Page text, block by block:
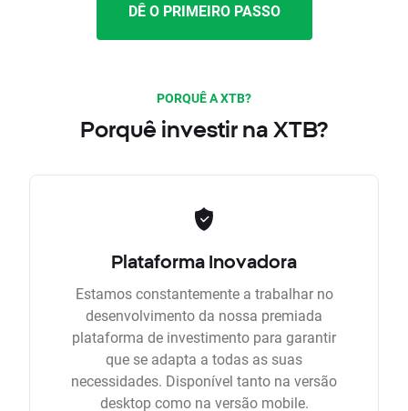
DÊ O PRIMEIRO PASSO
PORQUÊ A XTB?
Porquê investir na XTB?
Plataforma Inovadora
Estamos constantemente a trabalhar no
desenvolvimento da nossa premiada
plataforma de investimento para garantir
que se adapta a todas as suas
necessidades. Disponível tanto na versão
desktop como na versão mobile.